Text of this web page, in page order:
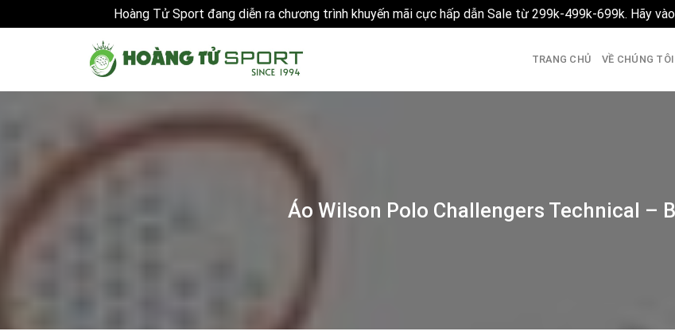
Hoàng Tử Sport đang diễn ra chương trình khuyến mãi cực hấp dẫn Sale từ 299k-499k-699k. Hãy
TRANG CHỦ VỀ CHÚNG TÔI
Áo Wilson Polo Challengers Technical –